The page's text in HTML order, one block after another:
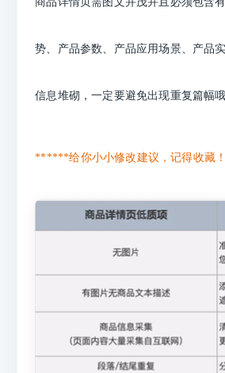
势、产品参数、产品应用场景、产品
信息堆砌，一定要避免出现重复篇幅
******给你小小修改建议，记得收藏！